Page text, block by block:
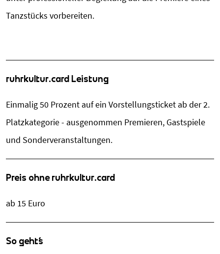
Tanzstücks vorbereiten.
ruhrkultur.card Leistung
Einmalig 50 Prozent auf ein Vorstellungsticket ab der 2.
Platzkategorie - ausgenommen Premieren, Gastspiele
und Sonderveranstaltungen.
Preis ohne ruhrkultur.card
ab 15 Euro
So geht´s